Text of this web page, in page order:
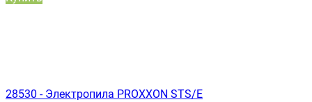
28530 - Электропила PROXXON STS/E